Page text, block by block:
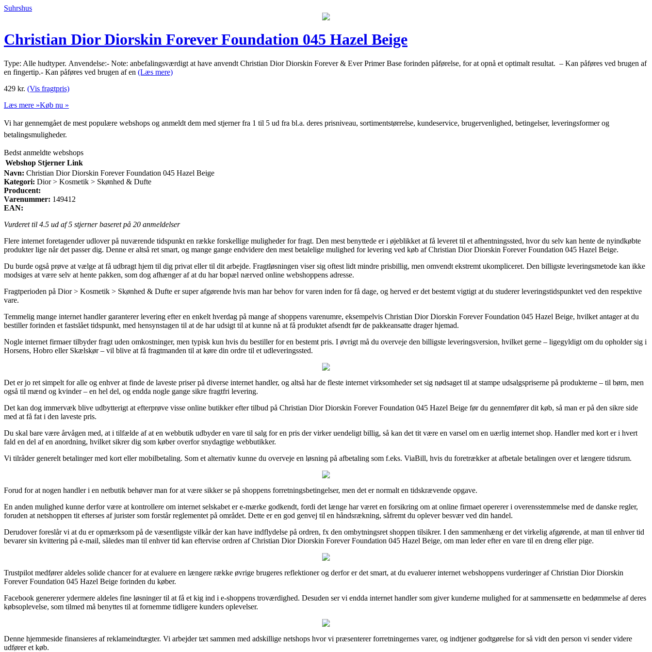
Suhrshus
Christian Dior Diorskin Forever Foundation 045 Hazel Beige
Type: Alle hudtyper. Anvendelse:- Note: anbefalingsværdigt at have anvendt Christian Dior Diorskin Forever & Ever Primer Base forinden påførelse, for at opnå et optimalt resultat. – Kan påføres ved brugen af
en fingertip.- Kan påføres ved brugen af en (Læs mere)
429 kr. (Vis fragtpris)
Læs mere »Køb nu »
Vi har gennemgået de mest populære webshops og anmeldt dem med stjerner fra 1 til 5 ud fra bl.a. deres prisniveau, sortimentstørrelse, kundeservice, brugervenlighed, betingelser, leveringsformer og
betalingsmuligheder.
Bedst anmeldte webshops
Webshop Stjerner Link
Navn: Christian Dior Diorskin Forever Foundation 045 Hazel Beige
Kategori: Dior > Kosmetik > Skønhed & Dufte
Producent:
Varenummer: 149412
EAN:
Vurderet til 4.5 ud af 5 stjerner baseret på 20 anmeldelser
Flere internet foretagender udlover på nuværende tidspunkt en række forskellige muligheder for fragt. Den mest benyttede er i øjeblikket at få leveret til et afhentningssted, hvor du selv kan hente de nyindkøbte
produkter lige når det passer dig. Denne er altså ret smart, og mange gange endvidere den mest betalelige mulighed for levering ved køb af Christian Dior Diorskin Forever Foundation 045 Hazel Beige.
Du burde også prøve at vælge at få udbragt hjem til dig privat eller til dit arbejde. Fragtløsningen viser sig oftest lidt mindre prisbillig, men omvendt ekstremt ukompliceret. Den billigste leveringsmetode kan ikke
modsiges at være selv at hente pakken, som dog afhænger af at du har bopæl nærved online webshoppens adresse.
Fragtperioden på Dior > Kosmetik > Skønhed & Dufte er super afgørende hvis man har behov for varen inden for få dage, og herved er det bestemt vigtigt at du studerer leveringstidspunktet ved den respektive
vare.
Temmelig mange internet handler garanterer levering efter en enkelt hverdag på mange af shoppens varenumre, eksempelvis Christian Dior Diorskin Forever Foundation 045 Hazel Beige, hvilket antager at du
bestiller forinden et fastslået tidspunkt, med hensynstagen til at de har udsigt til at kunne nå at få produktet afsendt før de pakkeansatte drager hjemad.
Nogle internet firmaer tilbyder fragt uden omkostninger, men typisk kun hvis du bestiller for en bestemt pris. I øvrigt må du overveje den billigste leveringsversion, hvilket gerne – ligegyldigt om du opholder sig i
Horsens, Hobro eller Skælskør – vil blive at få fragtmanden til at køre din ordre til et udleveringssted.
Det er jo ret simpelt for alle og enhver at finde de laveste priser på diverse internet handler, og altså har de fleste internet virksomheder set sig nødsaget til at stampe udsalgspriserne på produkterne – til børn, men
også til mænd og kvinder – en hel del, og endda nogle gange sikre fragtfri levering.
Det kan dog immervæk blive udbytterigt at efterprøve visse online butikker efter tilbud på Christian Dior Diorskin Forever Foundation 045 Hazel Beige før du gennemfører dit køb, så man er på den sikre side
med at få fat i den laveste pris.
Du skal bare være årvågen med, at i tilfælde af at en webbutik udbyder en vare til salg for en pris der virker uendeligt billig, så kan det tit være en varsel om en uærlig internet shop. Handler med kort er i hvert
fald en del af en anordning, hvilket sikrer dig som køber overfor snydagtige webbutikker.
Vi tilråder generelt betalinger med kort eller mobilbetaling. Som et alternativ kunne du overveje en løsning på afbetaling som f.eks. ViaBill, hvis du foretrækker at afbetale betalingen over et længere tidsrum.
Forud for at nogen handler i en netbutik behøver man for at være sikker se på shoppens forretningsbetingelser, men det er normalt en tidskrævende opgave.
En anden mulighed kunne derfor være at kontrollere om internet selskabet er e-mærke godkendt, fordi det længe har været en forsikring om at online firmaet opererer i overensstemmelse med de danske regler,
foruden at netshoppen tit efterses af jurister som forstår reglementet på området. Dette er en god genvej til en håndsrækning, såfremt du oplever besvær ved din handel.
Derudover foreslår vi at du er opmærksom på de væsentligste vilkår der kan have indflydelse på ordren, fx den ombytningsret shoppen tilsikrer. I den sammenhæng er det virkelig afgørende, at man til enhver tid
bevarer sin kvittering på e-mail, således man til enhver tid kan eftervise ordren af Christian Dior Diorskin Forever Foundation 045 Hazel Beige, om man leder efter en vare til en dreng eller pige.
Trustpilot medfører aldeles solide chancer for at evaluere en længere række øvrige brugeres reflektioner og derfor er det smart, at du evaluerer internet webshoppens vurderinger af Christian Dior Diorskin
Forever Foundation 045 Hazel Beige forinden du køber.
Facebook genererer ydermere aldeles fine løsninger til at få et kig ind i e-shoppens troværdighed. Desuden ser vi endda internet handler som giver kunderne mulighed for at sammensætte en bedømmelse af deres
købsoplevelse, som tilmed må benyttes til at fornemme tidligere kunders oplevelser.
Denne hjemmeside finansieres af reklameindtægter. Vi arbejder tæt sammen med adskillige netshops hvor vi præsenterer forretningernes varer, og indtjener godtgørelse for så vidt den person vi sender videre
udfører et køb.